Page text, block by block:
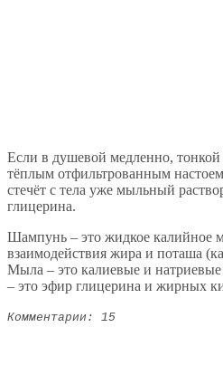
Если в душевой медленно, тонкой
тёплым отфильтрованным
стечёт с тела уже мыльный
глицерина.
Шампунь – это жидкое калийное
взаимодействия жира и поташа
Мыла – это калиевые и
– это эфир глицерина и жирных
Комментарии: 15